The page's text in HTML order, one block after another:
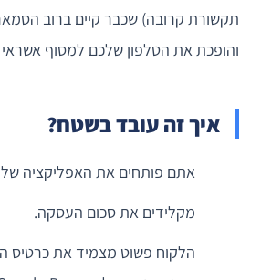
תקשורת קרובה) שכבר קיים ברוב
והופכת את הטלפון שלכם למסוף אשראי
איך זה עובד בשטח?
אתם פותחים את האפליקציה של
מקלידים את סכום העסקה.
הלקוח פשוט מצמיד את כרטיס